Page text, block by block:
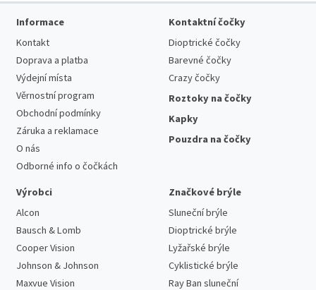
Informace
Kontakt
Doprava a platba
Výdejní místa
Věrnostní program
Obchodní podmínky
Záruka a reklamace
O nás
Odborné info o čočkách
Kontaktní čočky
Dioptrické čočky
Barevné čočky
Crazy čočky
Roztoky na čočky
Kapky
Pouzdra na čočky
Výrobci
Alcon
Bausch & Lomb
Cooper Vision
Johnson & Johnson
Maxvue Vision
Značkové brýle
Sluneční brýle
Dioptrické brýle
Lyžařské brýle
Cyklistické brýle
Ray Ban sluneční